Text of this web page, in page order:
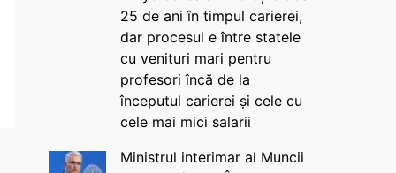
25 de ani în timpul carierei,
dar procesul e între statele
cu venituri mari pentru
profesori încă de la
începutul carierei și cele cu
cele mai mici salarii
Ministrul interimar al Muncii